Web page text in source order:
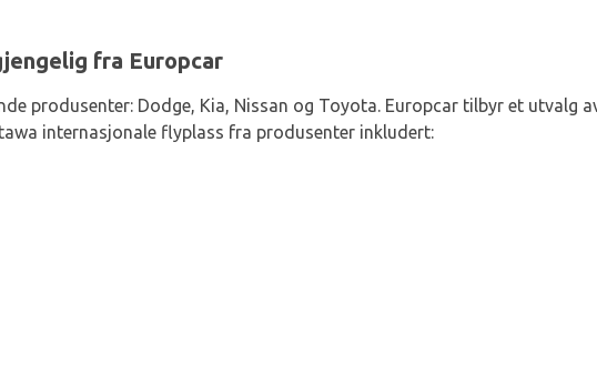
fra Europcar
produsenter: Dodge, Kia, Nissan og Toyota. Europcar tilbyr et utvalg
internasjonale flyplass fra produsenter inkludert: